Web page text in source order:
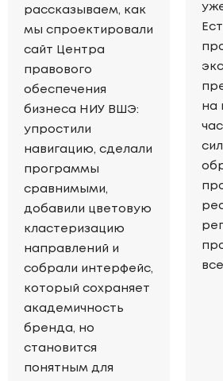
рассказываем, как
мы спроектировали
сайт Центра
правового
обеспечения
бизнеса НИУ ВШЭ:
упростили
навигацию, сделали
программы
сравнимыми,
добавили цветовую
кластеризацию
направлений и
собрали интерфейс,
который сохраняет
академичность
бренда, но
становится
понятным для
на